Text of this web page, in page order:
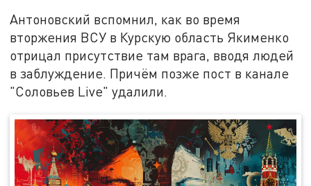
Антоновский вспомнил, как во время
вторжения ВСУ в Курскую область Якименко
отрицал присутствие там врага, вводя людей
в заблуждение. Причём позже пост в канале
"Соловьев Live" удалили.